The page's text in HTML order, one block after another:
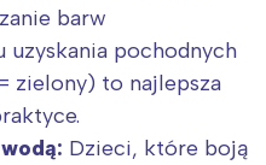
barw
pochodnych
zielony) to najlepsza
Dzieci, które boją